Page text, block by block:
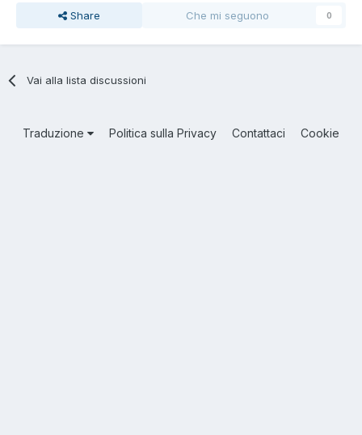
Share Che mi seguono 0
Vai alla lista discussioni
Traduzione Politica sulla Privacy Contattaci Cookie